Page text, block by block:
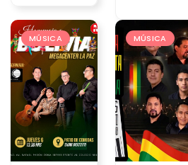
MÚSICA MÚSICA